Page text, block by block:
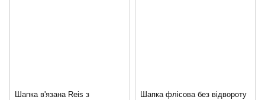
Шапка в'язана Reis з
Шапка флісова без відвороту